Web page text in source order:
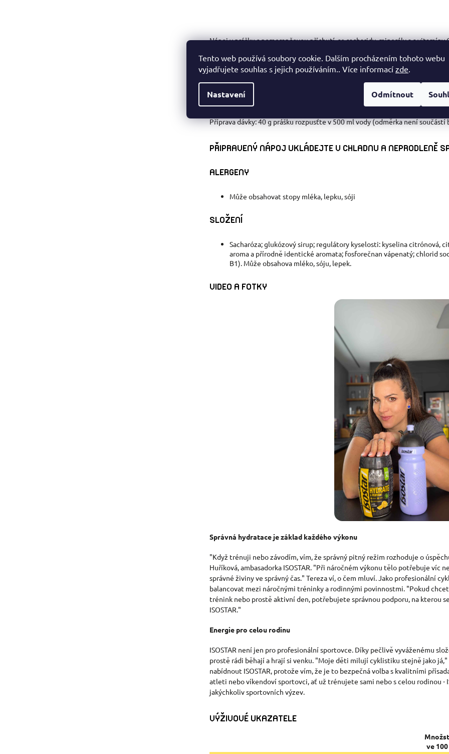
Tento web používá soubory cookie. Dalším procházením tohoto webu
vyjadřujete souhlas s jejich používáním.. Více informací zde.
Nastavení Odmítnout
Nápoj v prášku s pomerančovou příchutí, se sacharidy, minerály a s vitamíny
Potravina obohacená doplňky stravy. Vhodné pro sportovce. Výrobek je
udržení výkonnosti při delším vytrvalostním sportovním výkonu a zvyšuje
vyvážené a pestré stravy a dodržování zásad zdravého životního stylu.
Příprava dávky: 40 g prášku rozpusťte v 500 ml vody (odměrka není součástí
PŘIPRAVENÝ NÁPOJ UKLÁDEJTE V CHLADNU A NEPRODLENĚ
ALERGENY
Může obsahovat stopy mléka, lepku, sóji
SLOŽENÍ
Sacharóza; glukózový sirup; regulátory kyselosti: kyselina citrónová,
aroma a přírodně identické aromata; fosforečnan vápenatý; chlorid
B1). Může obsahova mléko, sóju, lepek.
VIDEO A FOTKY
Správná hydratace je základ každého výkonu
"Když trénuji nebo závodím, vím, že správný pitný režim rozhoduje o
Huříková, ambasadorka ISOSTAR. "Při náročném výkonu tělo potřebuje
správné živiny ve správný čas." Tereza ví, o čem mluví. Jako profesionální
balancovat mezi náročnými tréninky a rodinnými povinnostmi. "Pokud
trénink nebo prostě aktivní den, potřebujete správnou podporu, na kterou
ISOSTAR."
Energie pro celou rodinu
ISOSTAR není jen pro profesionální sportovce. Díky pečlivě vyváženému
prostě rádi běhají a hrají si venku. "Moje děti milují cyklistiku stejně jako já,"
nabídnout ISOSTAR, protože vím, že je to bezpečná volba s kvalitními
atleti nebo víkendoví sportovci, ať už trénujete sami nebo s celou rodinou -
jakýchkoliv sportovních výzev.
VÝŽIVOVÉ UKAZATELE
ve